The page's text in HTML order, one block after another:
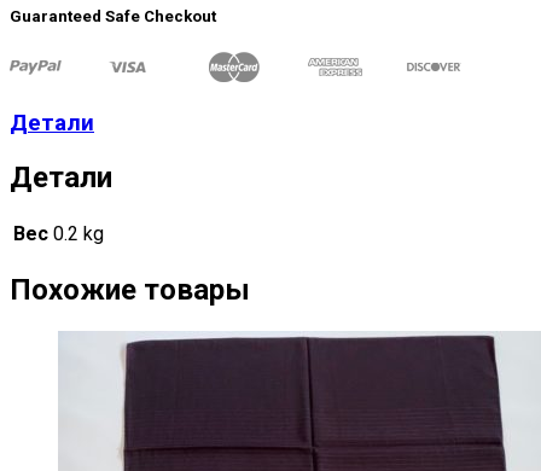
Guaranteed Safe Checkout
Детали
Детали
Вес 0.2 kg
Похожие товары